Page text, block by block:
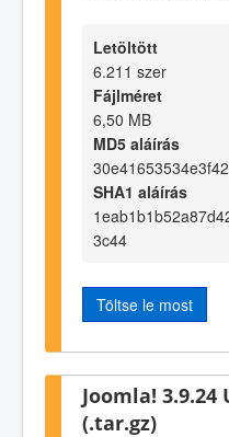
Letöltött
6.211 szer
Fájlméret
6,50 MB
MD5 aláírás
SHA1 aláírás
3c44
Töltse le most
Joomla! 3.9.24
(.tar.gz)